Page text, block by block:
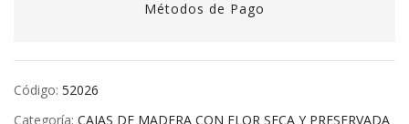
Métodos de Pago
Código: 52026
Categoría: CAJAS DE MADERA CON FLOR SECA Y PRESERVADA